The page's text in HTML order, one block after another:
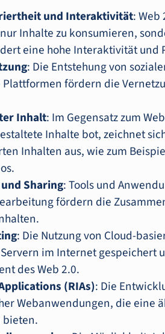
und Interaktivität: Web
Inhalte zu konsumieren,
eine hohe Interaktivität und
: Die Entstehung von
Plattformen fördern die
Inhalt: Im Gegensatz zum
Inhalte bot, zeichnet
Inhalten aus, wie zum
Sharing: Tools und
fördern die
: Die Nutzung von Cloud-
im Internet gespeichert
des Web 2.0.
(RIAs): Die
Webanwendungen, die eine
bieten.